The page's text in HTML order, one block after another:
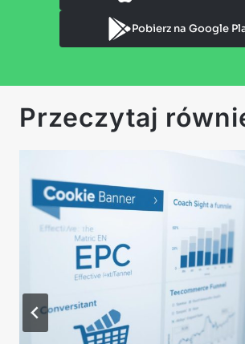
Pobierz na Google
Przeczytaj